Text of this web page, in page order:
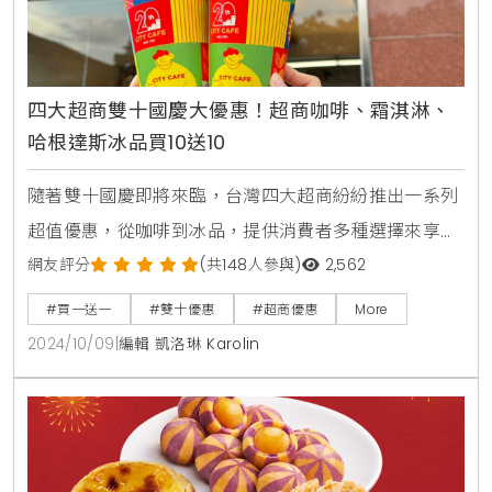
四大超商雙十國慶大優惠！超商咖啡、霜淇淋、
哈根達斯冰品買10送10
隨著雙十國慶即將來臨，台灣四大超商紛紛推出一系列
超值優惠，從咖啡到冰品，提供消費者多種選擇來享受
節日的小確幸。7-ELEVEN、全家、萊爾富、OKmart這
次都祭出了「買10送10」的咖啡優惠，並且搭配多款霜
淇淋、哈根達斯冰品、熱食、飲料等組合，讓消費者可
以用最優惠的價格購買到喜愛的商品。本文將帶您了解
各家超商的詳細優惠，讓您不錯過任何一個省錢機會。
首先，7-ELEVEN門市在10月15日前推出多
網友評分 (共148人參與) 2,562
#買一送一 #雙十優惠 #超商優惠 More
2024/10/09 編輯 凱洛琳 Karolin